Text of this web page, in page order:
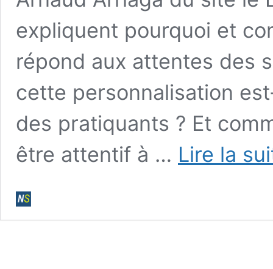
expliquent pourquoi et
répond aux attentes des
cette personnalisation
des pratiquants ? Et
être attentif à … Lire la